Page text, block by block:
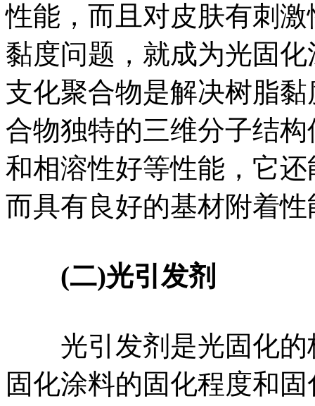
性能，而且对皮肤有刺
黏度问题，就成为光固
支化聚合物是解决树脂
合物独特的三维分子结
和相溶性好等性能，它
而具有良好的基材附着性
(二)光引发剂
光引发剂是光固化的
固化涂料的固化程度和